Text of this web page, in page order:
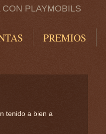
PLAYMOBILS
PREMIOS
tenido a bien a